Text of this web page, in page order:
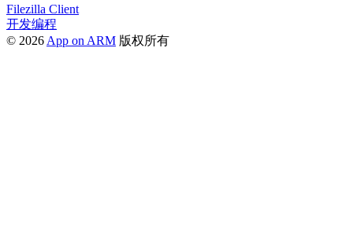
Filezilla Client
开发编程
© 2026 App on ARM 版权所有